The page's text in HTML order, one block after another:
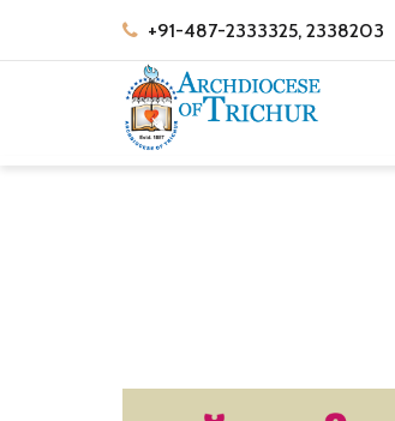
+91-487-2333325, 2338203